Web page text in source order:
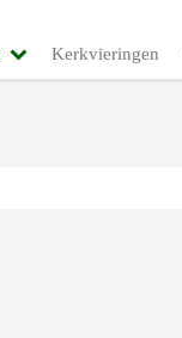
Kerkvieringen